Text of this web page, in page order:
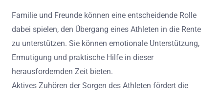
Familie und Freunde können eine entscheidende Rolle
dabei spielen, den Übergang eines Athleten in die Rente
zu unterstützen. Sie können emotionale Unterstützung,
Ermutigung und praktische Hilfe in dieser
herausfordernden Zeit bieten.
Aktives Zuhören der Sorgen des Athleten fördert die